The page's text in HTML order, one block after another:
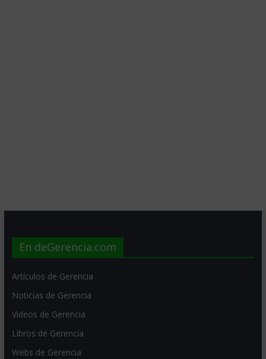
En deGerencia.com
Artículos de Gerencia
Noticias de Gerencia
Videos de Gerencia
Libros de Gerencia
Webs de Gerencia